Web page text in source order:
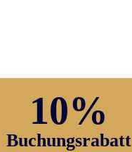
10%
Buchungsrabatt